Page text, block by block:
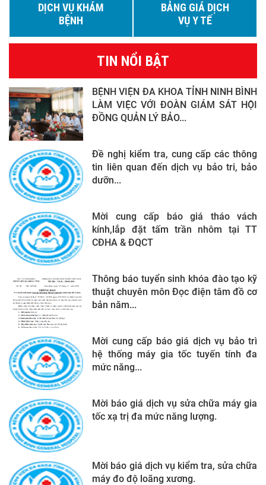
DỊCH VỤ KHÁM
BỆNH
BẢNG GIÁ DỊCH
VỤ Y TẾ
TIN NỔI BẬT
BỆNH VIỆN ĐA KHOA TỈNH NINH BÌNH
LÀM VIỆC VỚI ĐOÀN GIÁM SÁT HỘI
ĐỒNG QUẢN LÝ BẢO...
Đề nghị kiểm tra, cung cấp các thông
tin liên quan đến dịch vụ bảo tri, bảo
dưỡn...
Mời cung cấp báo giá tháo vách
kính,lắp đặt tấm trần nhôm tại TT
CĐHA & ĐQCT
Thông báo tuyển sinh khóa đào tạo kỹ
thuật chuyên môn Đọc điện tâm đồ cơ
bản năm...
Mời cung cấp báo giá dịch vụ bảo trì
hệ thống máy gia tốc tuyến tính đa
mức năng...
Mời báo giá dịch vụ sửa chữa máy gia
tốc xạ trị đa mức năng lượng.
Mời báo giá dịch vụ kiểm tra, sửa chữa
máy đo độ loãng xương.